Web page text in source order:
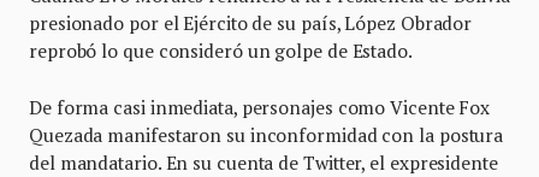
presionado por el Ejército de su país, López Obrador
reprobó lo que consideró un golpe de Estado.
De forma casi inmediata, personajes como Vicente Fox
Quezada manifestaron su inconformidad con la postura
del mandatario. En su cuenta de Twitter, el expresidente